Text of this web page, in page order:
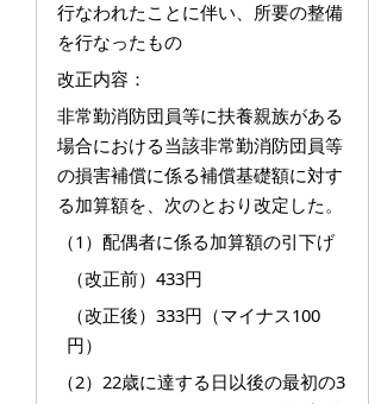
行なわれたことに伴い、所要の整備
を行なったもの
改正内容：
非常勤消防団員等に扶養親族がある
場合における当該非常勤消防団員等
の損害補償に係る補償基礎額に対す
る加算額を、次のとおり改定した。
（1）配偶者に係る加算額の引下げ
（改正前）433円
（改正後）333円（マイナス100
円）
（2）22歳に達する日以後の最初の3